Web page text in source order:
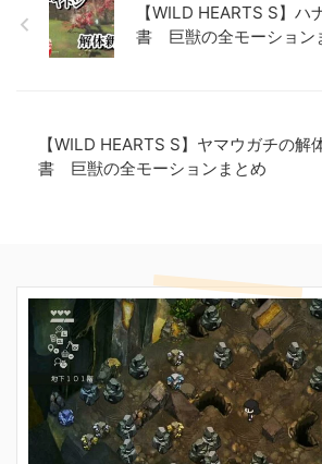
【WILD HEARTS S】ハ
書 巨獣の全モーション
【WILD HEARTS S】ヤマウガチの解
書 巨獣の全モーションまとめ